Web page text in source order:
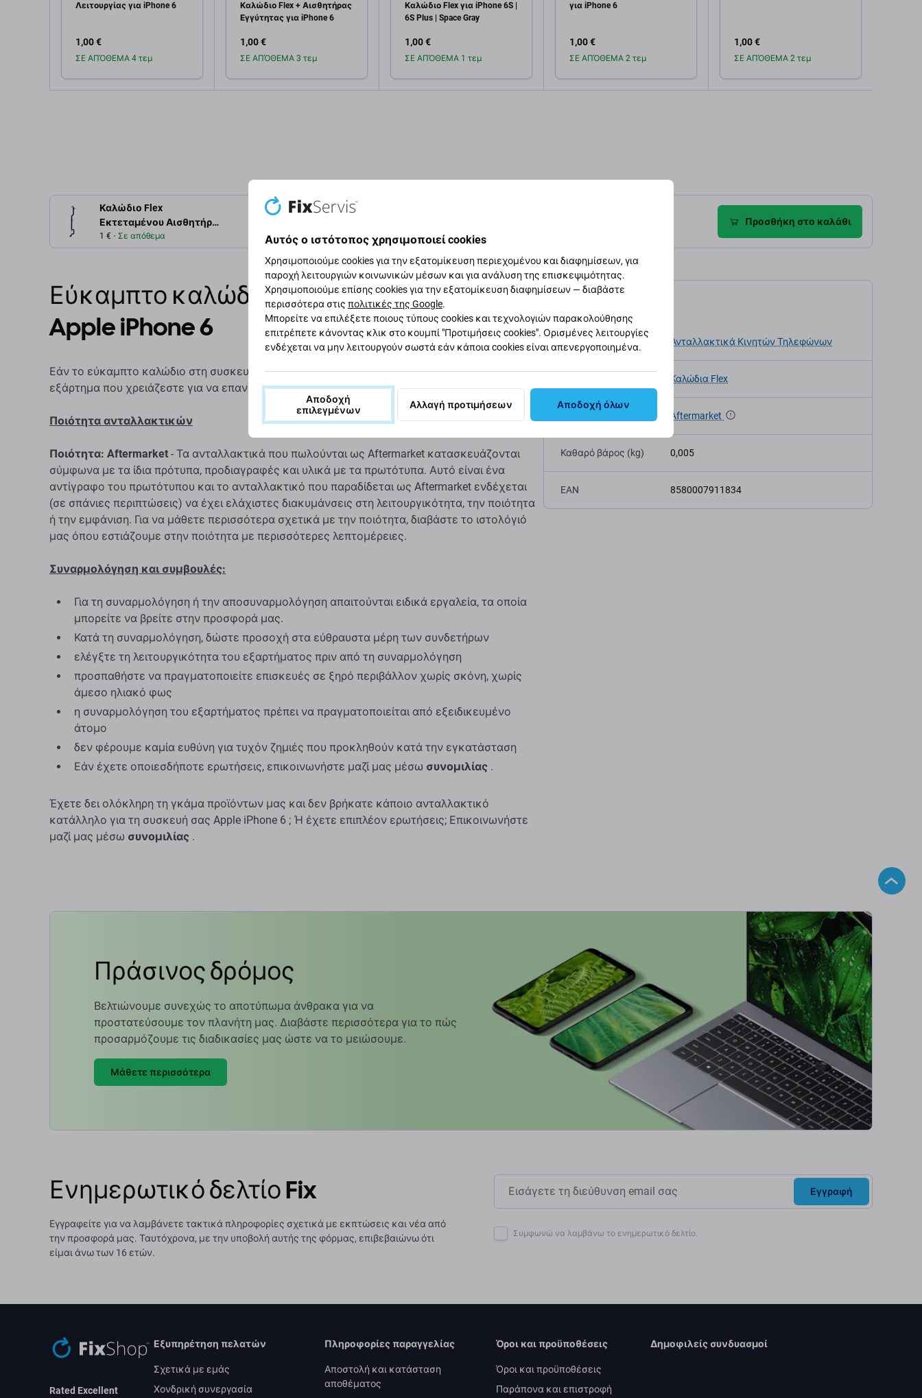
Λειτουργίας για iPhone 6
1,00 €
ΣΕ ΑΠΌΘΕΜΑ 4 τεμ
Καλώδιο Flex + Αισθητήρας
Εγγύτητας για iPhone 6
1,00 €
ΣΕ ΑΠΌΘΕΜΑ 3 τεμ
Καλώδιο Flex για iPhone 6S |
6S Plus | Space Gray
1,00 €
ΣΕ ΑΠΌΘΕΜΑ 1 τεμ
για iPhone 6
1,00 €
ΣΕ ΑΠΌΘΕΜΑ 2 τεμ
1,00 €
ΣΕ ΑΠΌΘΕΜΑ 2 τεμ
Καλώδιο Flex
Εκτεταμένου Αισθητήρα
Αφής για iPhone 6
1 € Σε απόθεμα
Προσθήκη στο καλάθι
Εύκαμπτο καλώδιο κουμπιού Home για
Apple iPhone 6
Εάν το εύκαμπτο καλώδιο στη συσκευή σας Apple iPhone 6 έχει υποστεί ζημιά, αυτό είναι το
εξάρτημα που χρειάζεστε για να επαναφέρετε τη συσκευή σας σε λειτουργία.
Ποιότητα ανταλλακτικών
Ποιότητα: Aftermarket - Τα ανταλλακτικά που πωλούνται ως Aftermarket κατασκευάζονται
σύμφωνα με τα ίδια πρότυπα, προδιαγραφές και υλικά με τα πρωτότυπα. Αυτό είναι ένα
αντίγραφο του πρωτότυπου και το ανταλλακτικό που παραδίδεται ως Aftermarket ενδέχεται
(σε ​​σπάνιες περιπτώσεις) να έχει ελάχιστες διακυμάνσεις στη λειτουργικότητα, την ποιότητα
ή την εμφάνιση. Για να μάθετε περισσότερα σχετικά με την ποιότητα, διαβάστε το ιστολόγιό
μας όπου εστιάζουμε στην ποιότητα με περισσότερες λεπτομέρειες.
Συναρμολόγηση και συμβουλές:
Για τη συναρμολόγηση ή την αποσυναρμολόγηση απαιτούνται ειδικά εργαλεία, τα οποία
μπορείτε να βρείτε στην προσφορά μας.
Κατά τη συναρμολόγηση, δώστε προσοχή στα εύθραυστα μέρη των συνδετήρων
ελέγξτε τη λειτουργικότητα του εξαρτήματος πριν από τη συναρμολόγηση
προσπαθήστε να πραγματοποιείτε επισκευές σε ξηρό περιβάλλον χωρίς σκόνη, χωρίς
άμεσο ηλιακό φως
η συναρμολόγηση του εξαρτήματος πρέπει να πραγματοποιείται από εξειδικευμένο
άτομο
δεν φέρουμε καμία ευθύνη για τυχόν ζημιές που προκληθούν κατά την εγκατάσταση
Εάν έχετε οποιεσδήποτε ερωτήσεις, επικοινωνήστε μαζί μας μέσω συνομιλίας .
Έχετε δει ολόκληρη τη γκάμα προϊόντων μας και δεν βρήκατε κάποιο ανταλλακτικό
κατάλληλο για τη συσκευή σας Apple iPhone 6 ; Ή έχετε επιπλέον ερωτήσεις; Επικοινωνήστε
μαζί μας μέσω συνομιλίας .
Τύπος συσκευής Ανταλλακτικά Κινητών Τηλεφώνων
Καλώδια Flex
Aftermarket
Καθαρό βάρος (kg) 0,005
EAN 8580007911834
Πράσινος δρόμος
Βελτιώνουμε συνεχώς το αποτύπωμα άνθρακα για να
προστατεύσουμε τον πλανήτη μας. Διαβάστε περισσότερα για το πώς
προσαρμόζουμε τις διαδικασίες μας ώστε να το μειώσουμε.
Μάθετε περισσότερα
Ενημερωτικό δελτίο Fix
Εγγραφείτε για να λαμβάνετε τακτικά πληροφορίες σχετικά με εκπτώσεις και νέα από
την προσφορά μας. Ταυτόχρονα, με την υποβολή αυτής της φόρμας, επιβεβαιώνω ότι
είμαι άνω των 16 ετών.
Εγγραφή
Συμφωνώ να λαμβάνω το ενημερωτικό δελτίο.
Rated Excellent
Εξυπηρέτηση πελατών
Σχετικά με εμάς
Χονδρική συνεργασία
Πληροφορίες παραγγελίας
Αποστολή και κατάσταση
αποθέματος
Όροι και προϋποθέσεις
Όροι και προϋποθέσεις
Παράπονα και επιστροφή
Δημοφιλείς συνδυασμοί
Αυτός ο ιστότοπος χρησιμοποιεί cookies
Χρησιμοποιούμε cookies για την εξατομίκευση περιεχομένου και διαφημίσεων, για
παροχή λειτουργιών κοινωνικών μέσων και για ανάλυση της επισκεψιμότητας.
Χρησιμοποιούμε επίσης cookies για την εξατομίκευση διαφημίσεων — διαβάστε
περισσότερα στις πολιτικές της Google.
Μπορείτε να επιλέξετε ποιους τύπους cookies και τεχνολογιών παρακολούθησης
επιτρέπετε κάνοντας κλικ στο κουμπί "Προτιμήσεις cookies". Ορισμένες λειτουργίες
ενδέχεται να μην λειτουργούν σωστά εάν κάποια cookies είναι απενεργοποιημένα.
Αποδοχή
επιλεγμένων
Αλλαγή προτιμήσεων Αποδοχή όλων